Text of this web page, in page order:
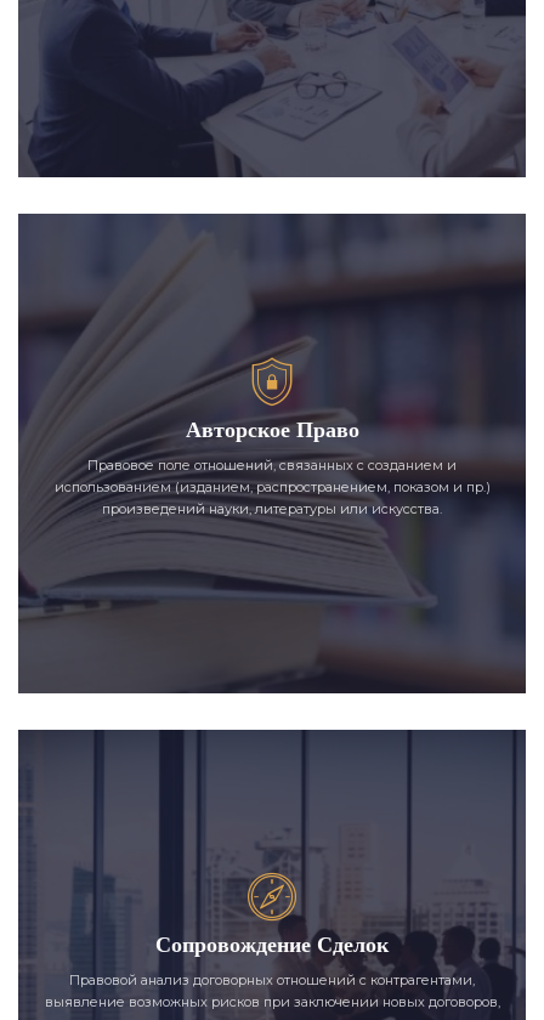
Авторское Право
Правовое поле отношений, связанных с созданием и
использованием (изданием, распространением, показом и пр.)
произведений науки, литературы или искусства.
Сопровождение Сделок
Правовой анализ договорных отношений с контрагентами,
выявление возможных рисков при заключении новых договоров,